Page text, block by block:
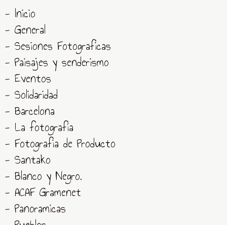
- Inicio
- General
- Sesiones Fotograficas
- Paisajes y senderismo
- Eventos
- Solidaridad
- Barcelona
- La fotografía
- Fotografia de Producto
- Santako
- Blanco y Negro.
- ACAF Gramenet
- Panoramicas